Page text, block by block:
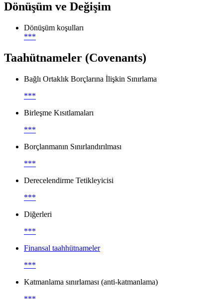
Dönüşüm ve Değişim
Dönüşüm koşulları
***
Taahütnameler (Covenants)
Bağlı Ortaklık Borçlarına İlişkin Sınırlama
***
Birleşme Kısıtlamaları
***
Borçlanmanın Sınırlandırılması
***
Derecelendirme Tetikleyicisi
***
Diğerleri
***
Finansal taahhütnameler
***
Katmanlama sınırlaması (anti-katmanlama)